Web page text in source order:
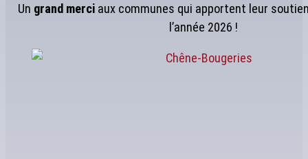
Un grand merciaux communes qui apportent leur soutien
l’année 2026 !